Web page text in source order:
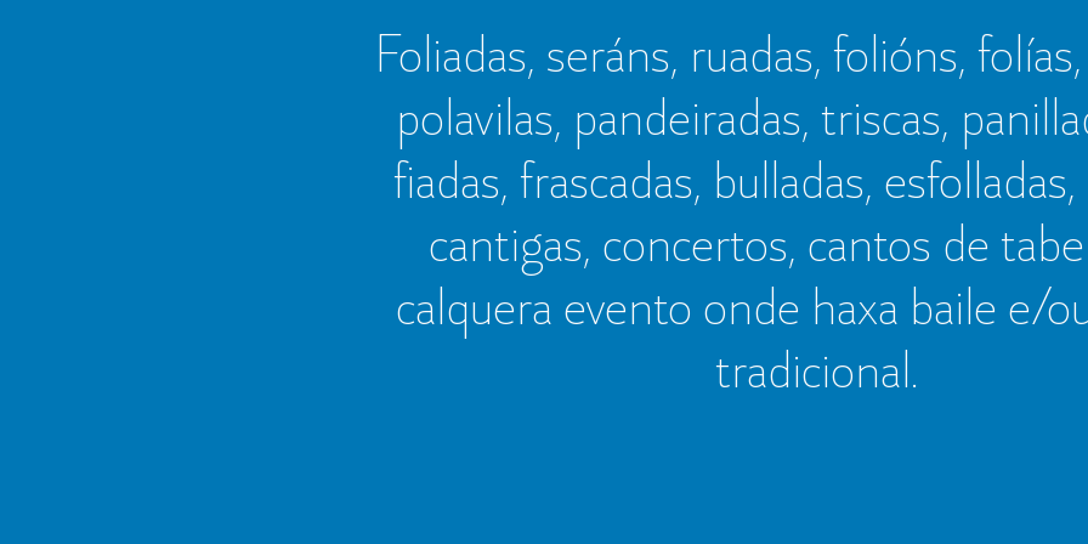
Foliadas, seráns, ruadas, folións,
polavilas, pandeiradas, triscas,
fiadas, frascadas, bulladas,
cantigas, concertos, cantos de
calquera evento onde haxa baile e/
tradicional.